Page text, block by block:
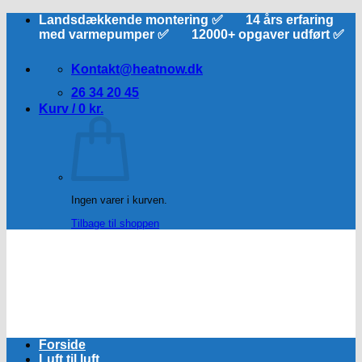
FortsætLandsdækkende montering ✅ 14 års erfaring
med varmepumper ✅ 12000+ opgaver udført ✅
Kontakt@heatnow.dk
26 34 20 45
Kurv / 0 kr.
Ingen varer i kurven.
Tilbage til shoppen
Forside
Luft til luft